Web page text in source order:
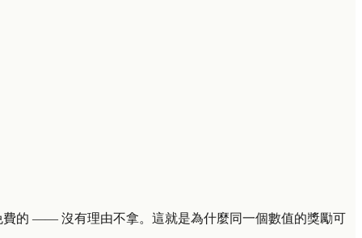
費的 —— 沒有理由不拿。這就是為什麼同一個數值的獎勵可